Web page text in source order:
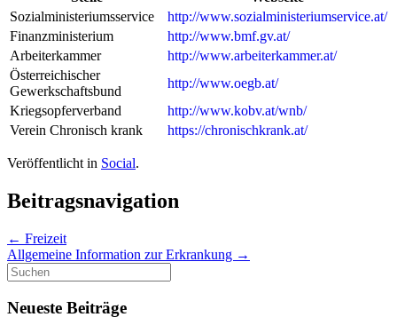
Sozialministeriumsservice
http://www.sozialministeriumservice.at/
Finanzministerium
http://www.bmf.gv.at/
Arbeiterkammer
http://www.arbeiterkammer.at/
Österreichischer
Gewerkschaftsbund
http://www.oegb.at/
Kriegsopferverband
http://www.kobv.at/wnb/
Verein Chronisch krank
https://chronischkrank.at/
Veröffentlicht in Social.
Beitragsnavigation
← Freizeit
Allgemeine Information zur Erkrankung →
Suche
nach:
Neueste Beiträge